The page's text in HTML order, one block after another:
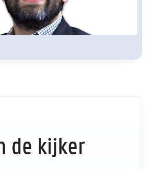
de kijker